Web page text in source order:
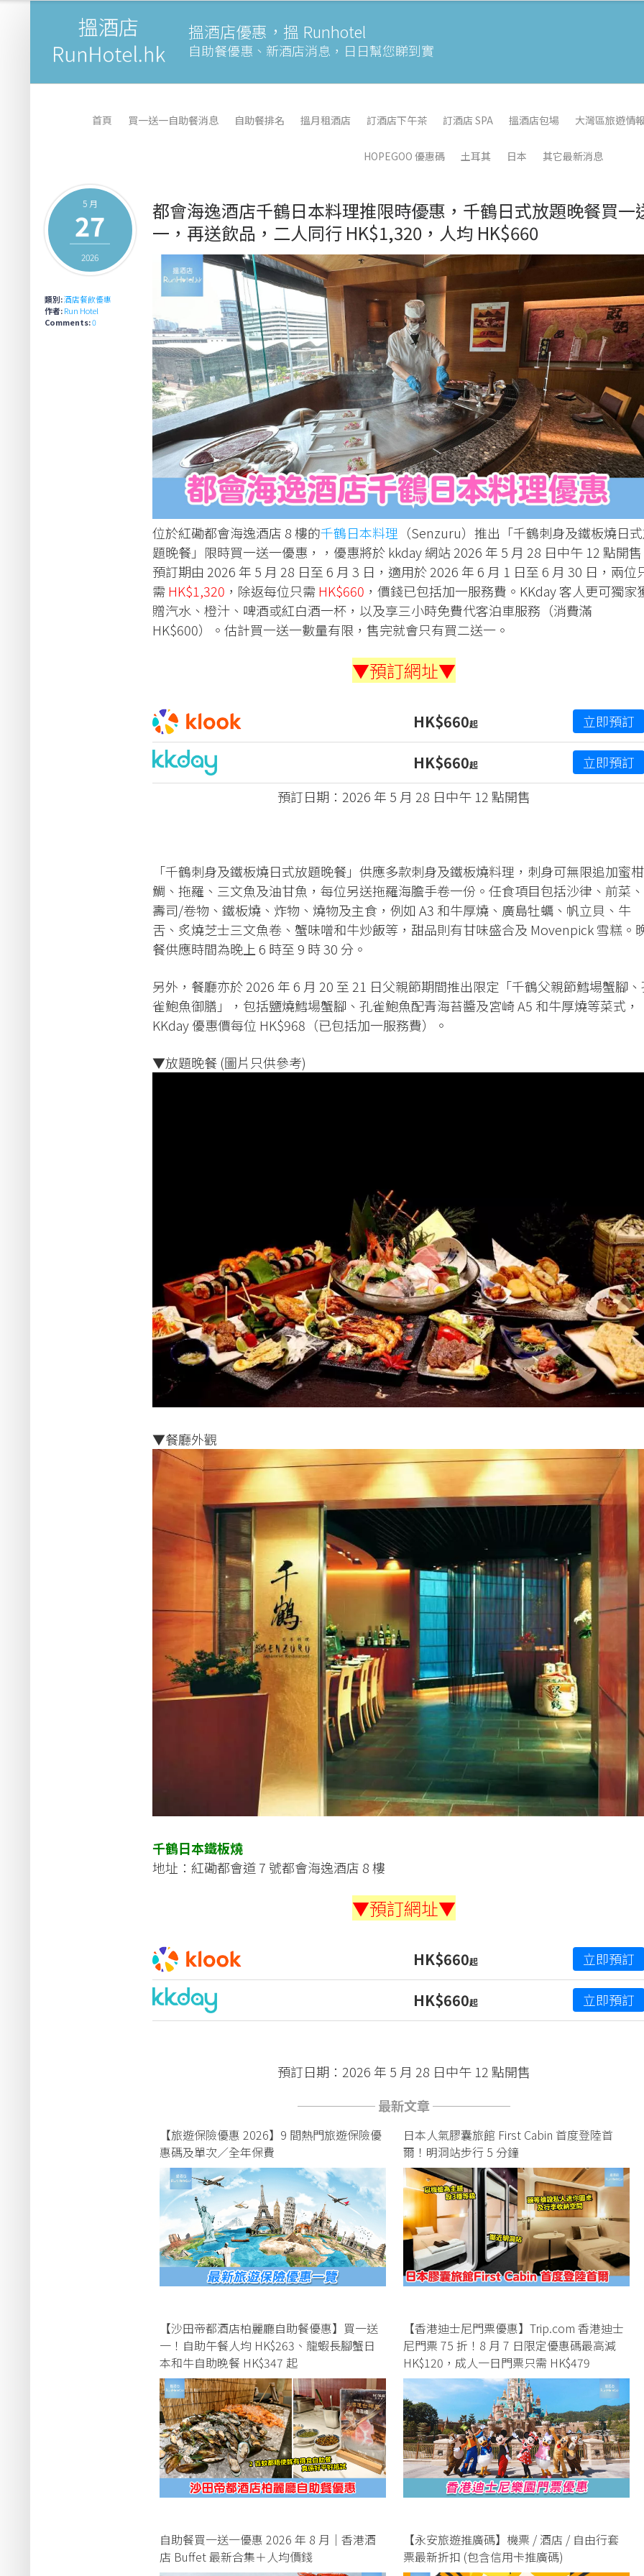
搵酒店優惠，搵 Runhotel
自助餐優惠、新酒店消息， 日日幫您睇到實
首頁 買一送一自助餐消息 自助餐排名 搵月租酒店 訂酒店下午茶 訂酒店 SPA 搵酒店包場 大灣區旅遊情
HOPEGOO 優惠碼 土耳其 日本 其它最新消息
5 月
27
2026
類別:酒店餐飲優惠
作者:Run Hotel
Comments:0
都會海逸酒店千鶴日本料理推限時優惠，千鶴日式放題晚餐買一
一，再送飲品，二人同行 HK$1,320，人均 HK$660
位於紅磡都會海逸酒店 8 樓的千鶴日本料理 （Senzuru）推出「千鶴刺身及鐵板燒日
題晚餐」限時買一送一優惠，，優惠將於 kkday 網站 2026 年 5 月 28 日中午 12 點開
預訂期由 2026 年 5 月 28 日至 6 月 3 日，適用於 2026 年 6 月 1 日至 6 月 30 日，兩位
需 HK$1,320 ，除返每位只需 HK$660 ，價錢已包括加一服務費。KKday 客人更可獨家
贈汽水、橙汁、啤酒或紅白酒一杯，以及享三小時免費代客泊車服務（消費滿
HK$600）。估計買一送一數量有限，售完就會只有買二送一。
▼預訂網址▼
HK$660起 立即預訂
HK$660起
立即預訂
預訂日期：2026 年 5 月 28 日中午 12 點開售
「千鶴刺身及鐵板燒日式放題晚餐」供應多款刺身及鐵板燒料理，刺身可無限追加蜜柑
鯛、拖羅、三文魚及油甘魚，每位另送拖羅海膽手卷一份。任食項目包括沙律、前菜、
壽司/卷物、鐵板燒、炸物、燒物及主食，例如 A3 和牛厚燒、廣島牡蠣、帆立貝、牛
舌、炙燒芝士三文魚卷、蟹味噌和牛炒飯等，甜品則有甘味盛合及 Movenpick 雪糕。
餐供應時間為晚上 6 時至 9 時 30 分。
另外，餐廳亦於 2026 年 6 月 20 至 21 日父親節期間推出限定「千鶴父親節鱈場蟹腳
雀鮑魚御膳」，包括鹽燒鱈場蟹腳、孔雀鮑魚配青海苔醬及宮崎 A5 和牛厚燒等菜式，
KKday 優惠價每位 HK$968（已包括加一服務費）。
▼放題晚餐 (圖片只供參考)
▼餐廳外觀
千鶴日本鐵板燒
地址：紅磡都會道 7 號都會海逸酒店 8 樓
▼預訂網址▼
HK$660起 立即預訂
HK$660起 立即預訂
預訂日期：2026 年 5 月 28 日中午 12 點開售
────── 最新文章 ──────
【旅遊保險優惠 2026】9 間熱門旅遊保險優
惠碼及單次／全年保費
日本人氣膠囊旅館 First Cabin 首度登陸首
爾！明洞站步行 5 分鐘
【沙田帝都酒店柏麗廳自助餐優惠】買一送
一！自助午餐人均 HK$263、龍蝦長腳蟹日
本和牛自助晚餐 HK$347 起
【香港迪士尼門票優惠】Trip.com 香港迪士
尼門票 75 折！8 月 7 日限定優惠碼最高減
HK$120，成人一日門票只需 HK$479
自助餐買一送一優惠 2026 年 8 月｜香港酒
店 Buffet 最新合集＋人均價錢
【永安旅遊推廣碼】機票 / 酒店 / 自由行套
票最新折扣 (包含信用卡推廣碼)